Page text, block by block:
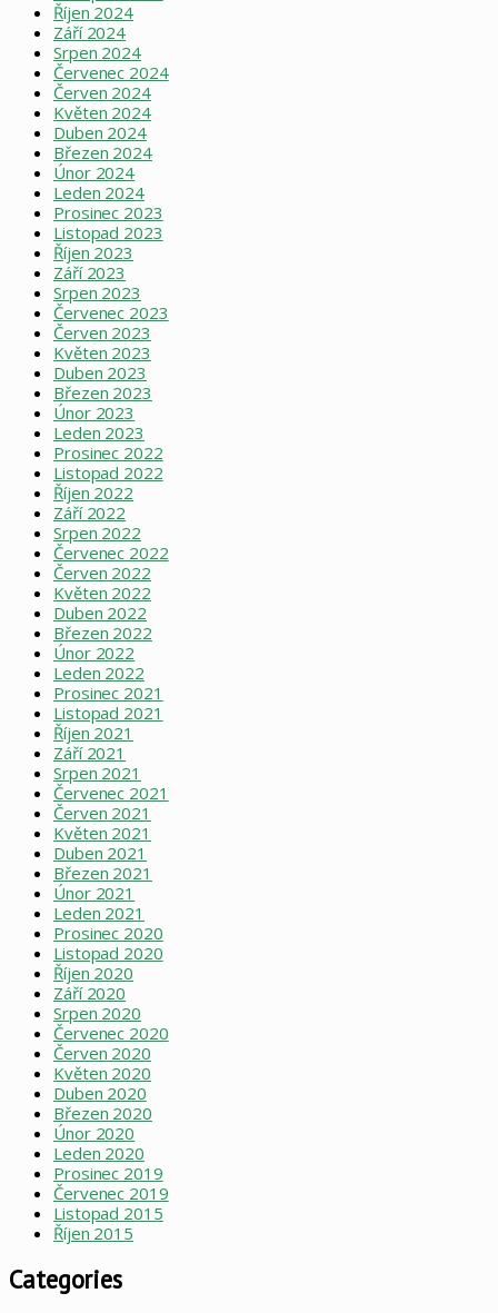
Říjen 2024
Září 2024
Srpen 2024
Červenec 2024
Červen 2024
Květen 2024
Duben 2024
Březen 2024
Únor 2024
Leden 2024
Prosinec 2023
Listopad 2023
Říjen 2023
Září 2023
Srpen 2023
Červenec 2023
Červen 2023
Květen 2023
Duben 2023
Březen 2023
Únor 2023
Leden 2023
Prosinec 2022
Listopad 2022
Říjen 2022
Září 2022
Srpen 2022
Červenec 2022
Červen 2022
Květen 2022
Duben 2022
Březen 2022
Únor 2022
Leden 2022
Prosinec 2021
Listopad 2021
Říjen 2021
Září 2021
Srpen 2021
Červenec 2021
Červen 2021
Květen 2021
Duben 2021
Březen 2021
Únor 2021
Leden 2021
Prosinec 2020
Listopad 2020
Říjen 2020
Září 2020
Srpen 2020
Červenec 2020
Červen 2020
Květen 2020
Duben 2020
Březen 2020
Únor 2020
Leden 2020
Prosinec 2019
Červenec 2019
Listopad 2015
Říjen 2015
Categories